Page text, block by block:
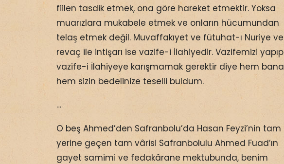
fiilen tasdik etmek, ona göre hareket etmektir. Yoksa
muarızlara mukabele etmek ve onların hücumundan
telaş etmek değil. Muvaffakıyet ve fütuhat-ı Nuriye ve
revaç ile intişarı ise vazife-i İlahiyedir. Vazifemizi yapıp
vazife-i İlahiyeye karışmamak gerektir diye hem bana
hem sizin bedelinize teselli buldum.
…
O beş Ahmed’den Safranbolu’da Hasan Feyzi’nin tam
yerine geçen tam vârisi Safranbolulu Ahmed Fuad’ın
gayet samimi ve fedakârane mektubunda, benim